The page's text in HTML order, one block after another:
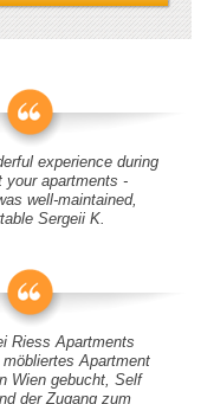
experience during
your apartments -
well-maintained,
Sergeii K.
Riess Apartments
Apartment
Wien gebucht, Self
der Zugang zum